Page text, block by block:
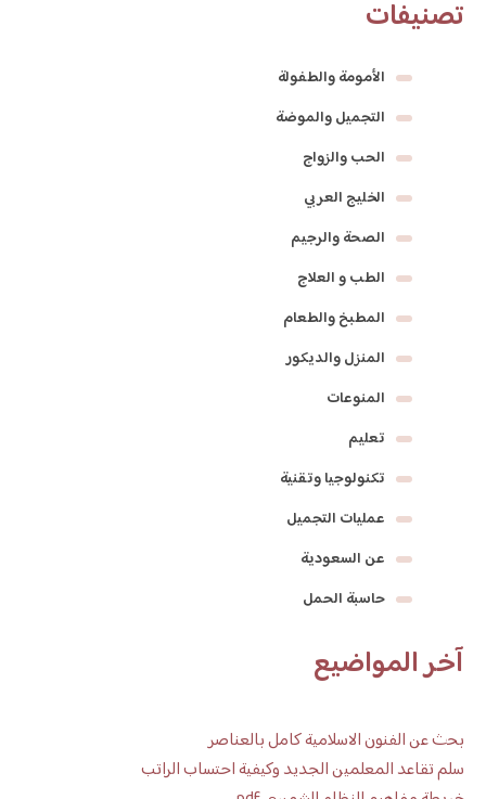
تصنيفات
الأمومة والطفولة
التجميل والموضة
الحب والزواج
الخليج العربي
الصحة والرجيم
الطب و العلاج
المطبخ والطعام
المنزل والديكور
المنوعات
تعليم
تكنولوجيا وتقنية
عمليات التجميل
عن السعودية
حاسبة الحمل
آخر المواضيع
بحث عن الفنون الاسلامية كامل بالعناصر
سلم تقاعد المعلمين الجديد وكيفية احتساب الراتب